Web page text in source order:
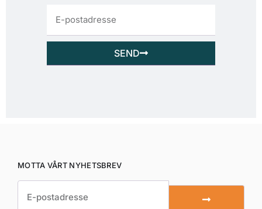
SEND
MOTTA VÅRT NYHETSBREV